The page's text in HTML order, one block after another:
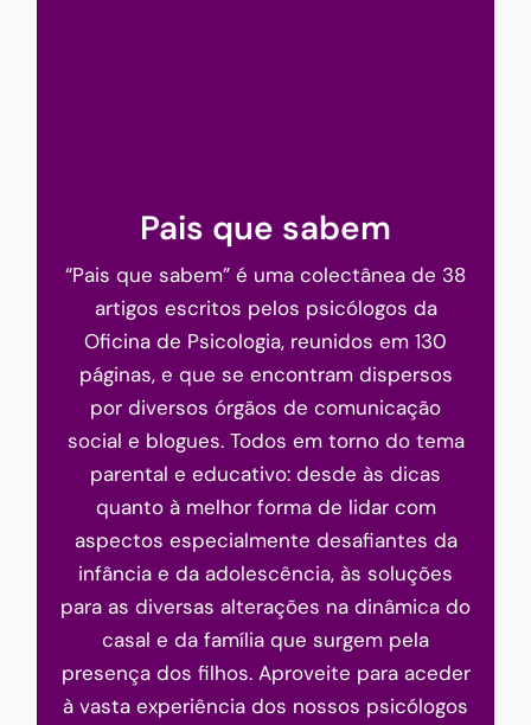
Pais que sabem
“Pais que sabem” é uma colectânea de 38
artigos escritos pelos psicólogos da
Oficina de Psicologia, reunidos em 130
páginas, e que se encontram dispersos
por diversos órgãos de comunicação
social e blogues. Todos em torno do tema
parental e educativo: desde às dicas
quanto à melhor forma de lidar com
aspectos especialmente desafiantes da
infância e da adolescência, às soluções
para as diversas alterações na dinâmica do
casal e da família que surgem pela
presença dos filhos. Aproveite para aceder
à vasta experiência dos nossos psicólogos
Pais que sabem
1 file(s)
4.00 KB
Download